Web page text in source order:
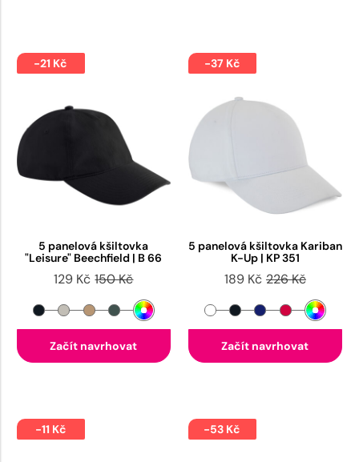
-21 Kč
5 panelová kšiltovka
"Leisure" Beechfield | B 66
129 Kč 150 Kč
Začít navrhovat
-37 Kč
5 panelová kšiltovka Kariban
K-Up | KP 351
189 Kč 226 Kč
Začít navrhovat
-11 Kč -53 Kč